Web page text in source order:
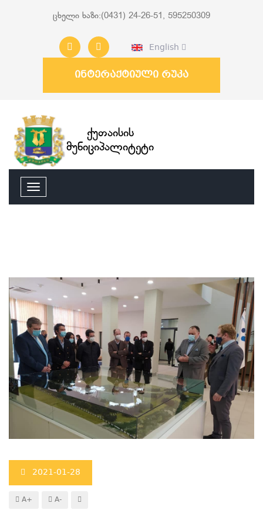
ცხელი ხაზი:(0431) 24-26-51, 595250309
English
ინტერაქტიული რუკა
ქუთაისის
მუნიციპალიტეტი
2021-01-28
A+ A-